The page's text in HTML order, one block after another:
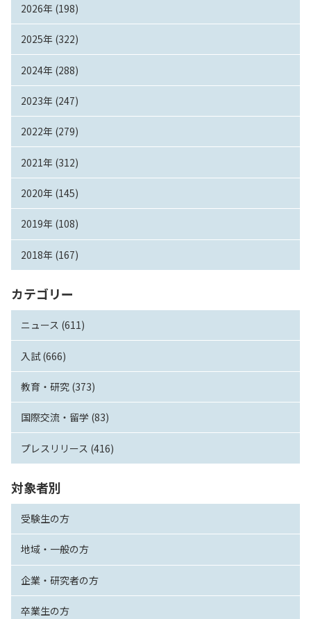
2026年 (198)
2025年 (322)
2024年 (288)
2023年 (247)
2022年 (279)
2021年 (312)
2020年 (145)
2019年 (108)
2018年 (167)
カテゴリー
ニュース (611)
入試 (666)
教育・研究 (373)
国際交流・留学 (83)
プレスリリース (416)
対象者別
受験生の方
地域・一般の方
企業・研究者の方
卒業生の方